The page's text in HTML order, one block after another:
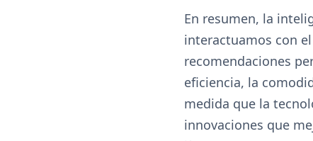
En resumen, la
interactuamos con
recomendaciones
eficiencia, la
medida que la
innovaciones que